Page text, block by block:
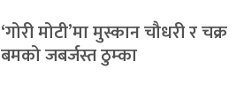
‘गोरी मोटी’मा मुस्कान चौधरी र चक्र
बमको जबर्जस्त ठुम्का